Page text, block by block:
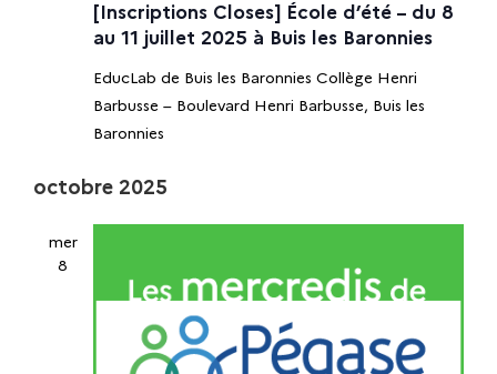
[Inscriptions Closes] École d’été – du 8
au 11 juillet 2025 à Buis les Baronnies
EducLab de Buis les Baronnies Collège Henri
Barbusse – Boulevard Henri Barbusse, Buis les
Baronnies
octobre 2025
mer
8